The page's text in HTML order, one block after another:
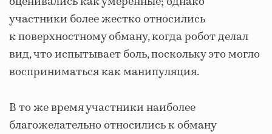
участники более жестко относились
к поверхностному обману, когда робот делал
вид, что испытывает боль, поскольку это могло
восприниматься как манипуляция.
В то же время участники наиболее
благожелательно относились к обману